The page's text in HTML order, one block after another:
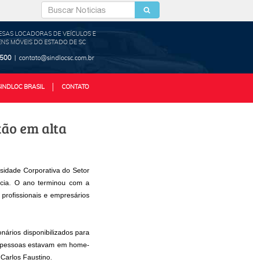
| contato@sindlocsc.com.br
LOCADORAS DE VEÍCULOS E
MÓVEIS DO ESTADO DE SC
em alta
Corporativa do Setor
O ano terminou com a
e empresários
disponibilizados para
estavam em home-
Faustino.
BRASIL CONTATO